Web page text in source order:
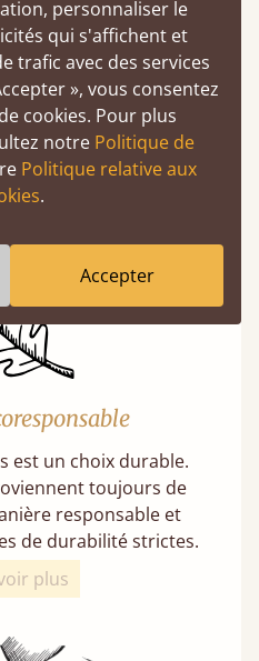
peuvent supporter un
de 5 adultes
temps.
est un choix durable.
toujours de
responsable et
de durabilité strictes.
plus
personnaliser le
qui s'affichent et
trafic avec des services
», vous consentez
cookies. Pour plus
notre Politique de
Politique relative aux
.
Accepter